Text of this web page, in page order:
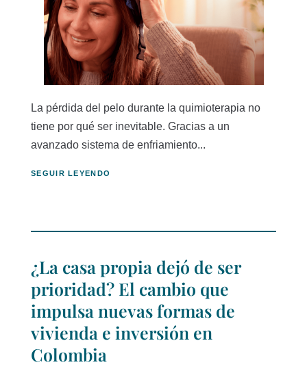
La pérdida del pelo durante la quimioterapia no
tiene por qué ser inevitable. Gracias a un
avanzado sistema de enfriamiento...
SEGUIR LEYENDO
¿La casa propia dejó de ser
prioridad? El cambio que
impulsa nuevas formas de
vivienda e inversión en
Colombia